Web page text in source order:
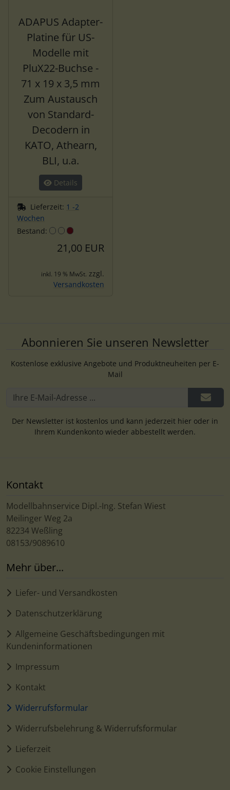
ADAPUS Adapter-
Platine für US-
Modelle mit
PluX22-Buchse -
71 x 19 x 3,5 mm
Zum Austausch
von Standard-
Decodern in
KATO, Athearn,
BLI, u.a.
Details
Lieferzeit: 1 -2
Wochen
Bestand:
21,00 EUR
inkl. 19 % MwSt. zzgl.
Versandkosten
Abonnieren Sie unseren Newsletter
Kostenlose exklusive Angebote und Produktneuheiten per E-
Mail
Der Newsletter ist kostenlos und kann jederzeit hier oder in
Ihrem Kundenkonto wieder abbestellt werden.
Kontakt
Modellbahnservice Dipl.-Ing. Stefan Wiest
Meilinger Weg 2a
82234 Weßling
08153/9089610
Mehr über...
Liefer- und Versandkosten
Datenschutzerklärung
Allgemeine Geschäftsbedingungen mit
Kundeninformationen
Impressum
Kontakt
Widerrufsformular
Widerrufsbelehrung & Widerrufsformular
Lieferzeit
Cookie Einstellungen